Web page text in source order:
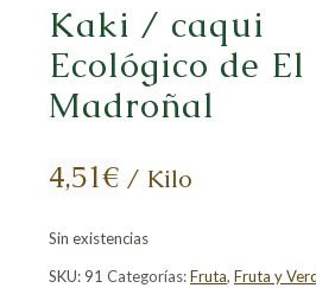
Kaki / caqui
Ecológico de El
Madroñal
4,51€ / Kilo
Sin existencias
SKU: 91 Categorías:Fruta, Fruta y